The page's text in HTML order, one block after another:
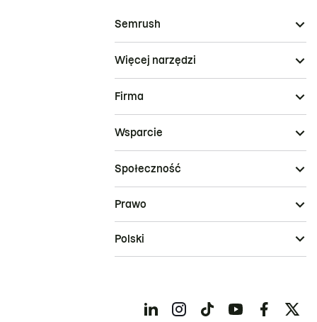
Semrush
Więcej narzędzi
Firma
Wsparcie
Społeczność
Prawo
Polski